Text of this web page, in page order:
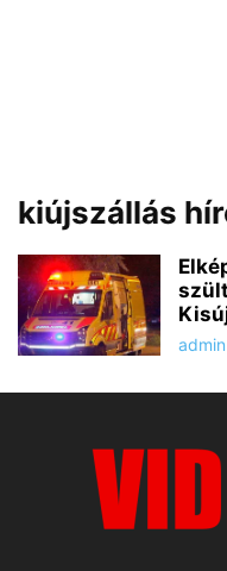
kiújszállás
admin